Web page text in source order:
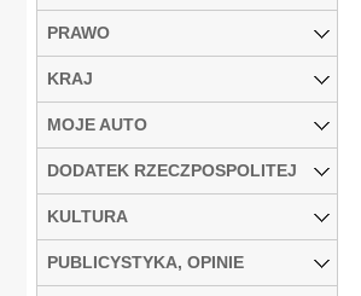
PRAWO
KRAJ
MOJE AUTO
DODATEK RZECZPOSPOLITEJ
KULTURA
PUBLICYSTYKA, OPINIE